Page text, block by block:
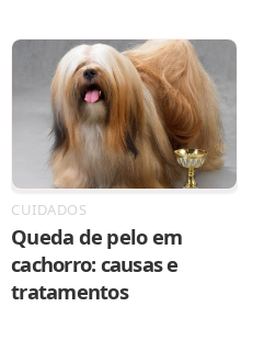
CUIDADOS
Queda de pelo em
cachorro: causas e
tratamentos